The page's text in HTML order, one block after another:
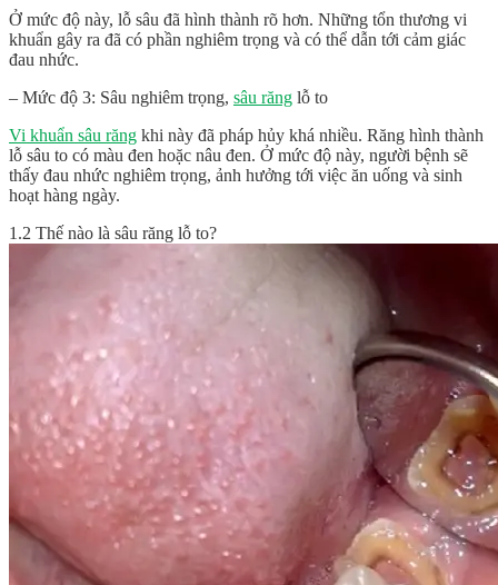
Ở mức độ này, lỗ sâu đã hình thành rõ hơn. Những tổn thương vi
khuẩn gây ra đã có phần nghiêm trọng và có thể dẫn tới cảm giác
đau nhức.
– Mức độ 3: Sâu nghiêm trọng, sâu răng lỗ to
Vi khuẩn sâu răng khi này đã pháp hủy khá nhiều. Răng hình thành
lỗ sâu to có màu đen hoặc nâu đen. Ở mức độ này, người bệnh sẽ
thấy đau nhức nghiêm trọng, ảnh hưởng tới việc ăn uống và sinh
hoạt hàng ngày.
1.2 Thế nào là sâu răng lỗ to?